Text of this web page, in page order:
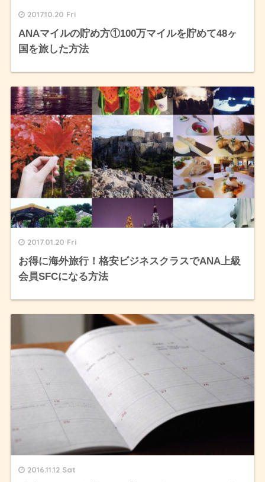
2017.10.20 Fri
ANAマイルの貯め方①100万マイルを貯めて48ヶ
国を旅した方法
2017.01.20 Fri
お得に海外旅行！格安ビジネスクラスでANA上級
会員SFCになる方法
2016.11.12 Sat